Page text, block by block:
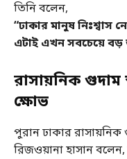
তিনি বলেন,
“ঢাকার মানুষ
এটাই এখন সবচেয়ে বড়
রাসায়নিক গুদাম
ক্ষোভ
পুরান ঢাকার রাসায়নিক
রিজওয়ানা হাসান বলেন,